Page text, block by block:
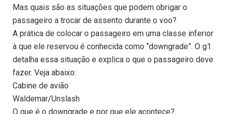
Mas quais são as situações que podem obrigar o
passageiro a trocar de assento durante o voo?
A prática de colocar o passageiro em uma classe inferior
à que ele reservou é conhecida como “downgrade”. O g1
detalha essa situação e explica o que o passageiro deve
fazer. Veja abaixo:
Cabine de avião
Waldemar/Unslash
O que é o downgrade e por que ele acontece?